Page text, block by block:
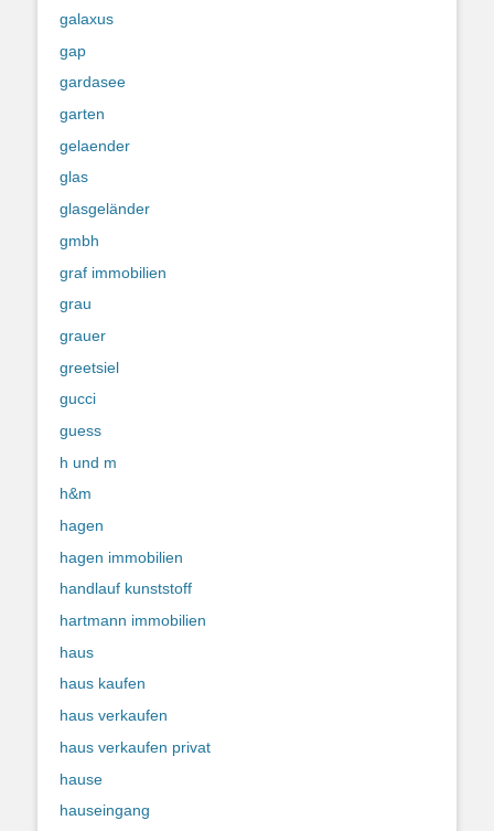
galaxus
gap
gardasee
garten
gelaender
glas
glasgeländer
gmbh
graf immobilien
grau
grauer
greetsiel
gucci
guess
h und m
h&m
hagen
hagen immobilien
handlauf kunststoff
hartmann immobilien
haus
haus kaufen
haus verkaufen
haus verkaufen privat
hause
hauseingang